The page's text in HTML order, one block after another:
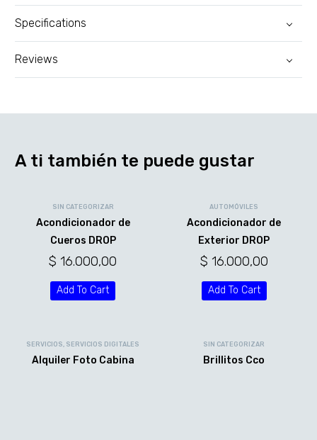
Specifications
Reviews
A ti también te puede gustar
SIN CATEGORIZAR
Acondicionador de
Cueros DROP
$ 16.000,00
Add To Cart
AUTOMÓVILES
Acondicionador de
Exterior DROP
$ 16.000,00
Add To Cart
SERVICIOS SERVICIOS DIGITALES
Alquiler Foto Cabina
SIN CATEGORIZAR
Brillitos Cco